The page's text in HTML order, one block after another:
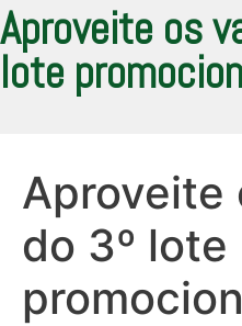
Aproveite os
lote
Aproveite
do 3º lote